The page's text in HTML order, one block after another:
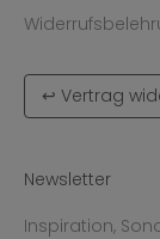
↩ Vertrag
Newsletter
Inspiration,